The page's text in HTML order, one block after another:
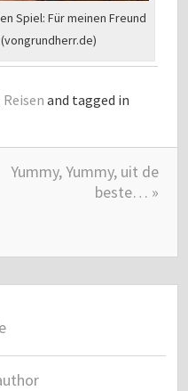
Spiel: Für meinen Freund
Reisen and tagged in
Yummy, Yummy, uit de
beste… »